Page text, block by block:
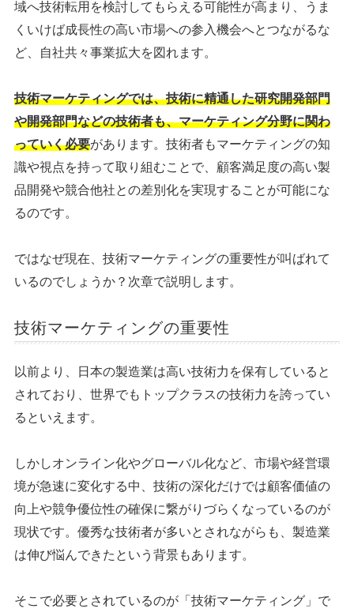
域へ技術転用を検討してもらえる可能性が高まり、うま
くいけば成長性の高い市場への参入機会へとつながるな
ど、自社共々事業拡大を図れます。
技術マーケティングでは、技術に精通した研究開発部門
や開発部門などの技術者も、マーケティング分野に関わ
っていく必要があります。技術者もマーケティングの知
識や視点を持って取り組むことで、顧客満足度の高い製
品開発や競合他社との差別化を実現することが可能にな
るのです。
ではなぜ現在、技術マーケティングの重要性が叫ばれて
いるのでしょうか？次章で説明します。
技術マーケティングの重要性
以前より、日本の製造業は高い技術力を保有していると
されており、世界でもトップクラスの技術力を誇ってい
るといえます。
しかしオンライン化やグローバル化など、市場や経営環
境が急速に変化する中、技術の深化だけでは顧客価値の
向上や競争優位性の確保に繋がりづらくなっているのが
現状です。優秀な技術者が多いとされながらも、製造業
は伸び悩んできたという背景もあります。
そこで必要とされているのが「技術マーケティング」で